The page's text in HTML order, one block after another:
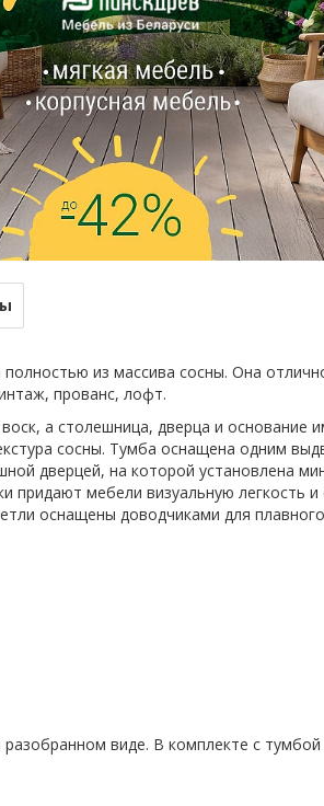
из массива сосны. Она
прованс, лофт.
а столешница, дверца и основание
сосны. Тумба оснащена одним
дверцей, на которой установлена
придают мебели визуальную легкость
оснащены доводчиками для
виде. В комплекте с